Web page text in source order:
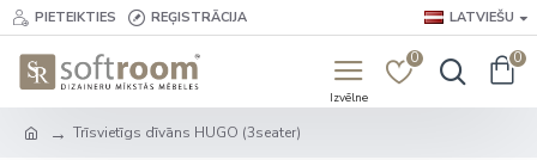
PIETEIKTIES REĢISTRĀCIJA LATVIEŠU
0 0
Trīsvietīgs dīvāns HUGO (3seater)